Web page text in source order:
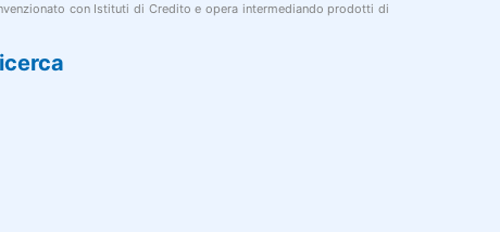
con Istituti di Credito e opera intermediando prodotti di